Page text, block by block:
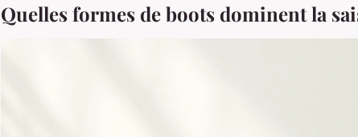
Quelles formes de boots dominent la